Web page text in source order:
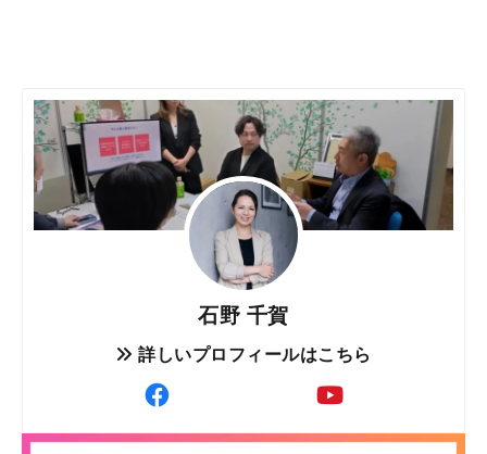
石野 千賀
詳しいプロフィールはこちら